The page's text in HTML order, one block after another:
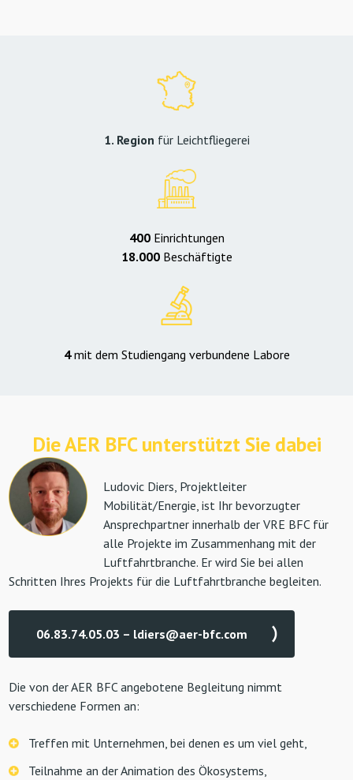
1. Region für Leichtfliegerei
400Einrichtungen
18.000Beschäftigte
4mit dem Studiengang verbundene Labore
Die AER BFC unterstützt Sie dabei
Ludovic Diers, Projektleiter
Mobilität/Energie, ist Ihr bevorzugter
Ansprechpartner innerhalb der VRE BFC für
alle Projekte im Zusammenhang mit der
Luftfahrtbranche. Er wird Sie bei allen
Schritten Ihres Projekts für die Luftfahrtbranche begleiten.
06.83.74.05.03 – ldiers@aer-bfc.com
Die von der AER BFC angebotene Begleitung nimmt
verschiedene Formen an:
Treffen mit Unternehmen, bei denen es um viel geht,
Teilnahme an der Animation des Ökosystems,